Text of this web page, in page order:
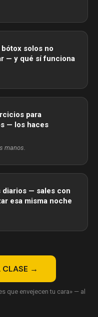
solos no
— y qué sí funciona
para
— los haces
manos.
diarios — sales con
esa misma noche
CLASE →
que envejecen tu cara» — al